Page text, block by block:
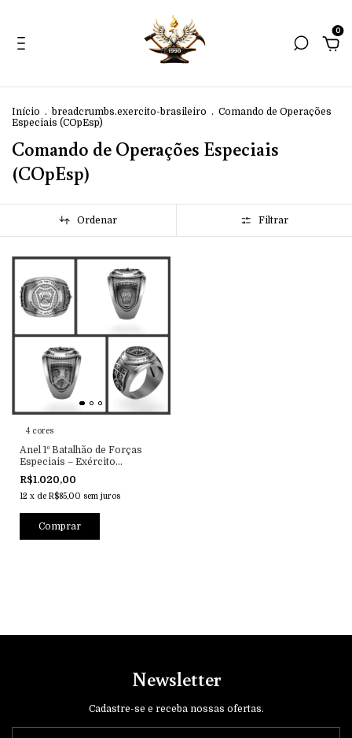
0
Início . breadcrumbs.exercito-brasileiro . Comando de Operações
Especiais (COpEsp)
Comando de Operações Especiais
(COpEsp)
Ordenar Filtrar
4 cores
Anel 1º Batalhão de Forças
Especiais – Exército
Brasileiro
R$1.020,00
12 x de R$85,00 sem juros
Comprar
Newsletter
Cadastre-se e receba nossas ofertas.